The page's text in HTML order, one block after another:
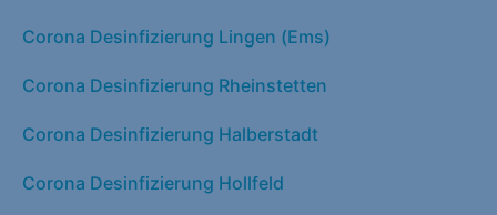
Corona Desinfizierung Lingen (Ems)
Corona Desinfizierung Rheinstetten
Corona Desinfizierung Halberstadt
Corona Desinfizierung Hollfeld